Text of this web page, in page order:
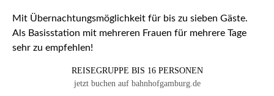
Mit Übernachtungsmöglichkeit für bis zu sieben Gäste.
Als Basisstation mit mehreren Frauen für mehrere Tage
sehr zu empfehlen!
REISEGRUPPE BIS 16 PERSONEN
jetzt buchen auf bahnhofgamburg.de